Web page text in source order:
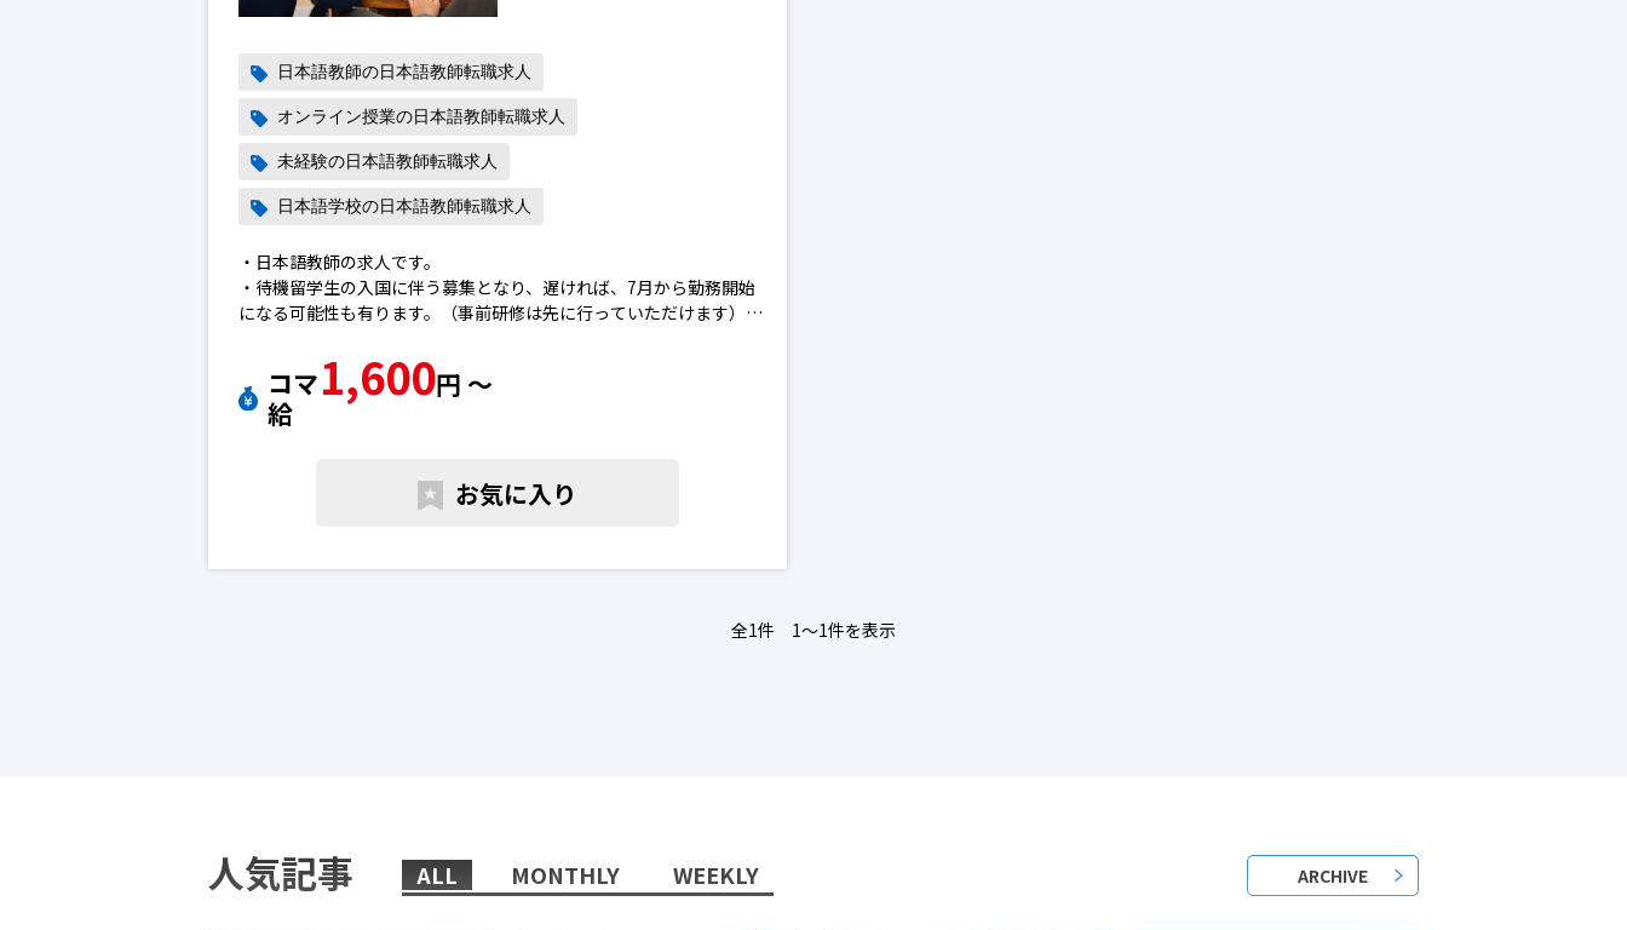
日本語教師の日本語教師転職求人
オンライン授業の日本語教師転職求人
未経験の日本語教師転職求人
日本語学校の日本語教師転職求人
・日本語教師の求人です。
・待機留学生の入国に伴う募集となり、遅ければ、7月から勤務開始
になる可能性も有ります。（事前研修は先に行っていただけます）。
のある方、大歓迎。
・「回数は少なくてもいいから、早めに勤務開始したい」等ご相談
可。
ご質問などございましたら、お気軽へお問い合わせください。日本
コマ
給
1,600円 〜
お気に入り
全1件 1〜1件を表示
人気記事 ALL MONTHLY WEEKLY ARCHIVE